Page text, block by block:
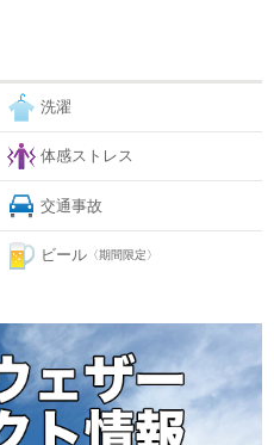
洗濯
体感ストレス
交通事故
ビール 〈期間限定〉